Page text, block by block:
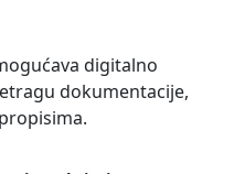
digitalno
dokumentacije,